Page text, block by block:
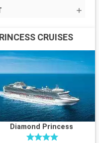
CRUISES
Diamond Princess